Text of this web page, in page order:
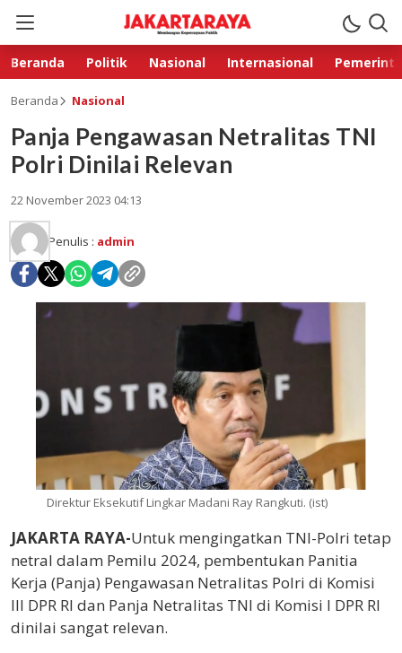
Beranda Politik Nasional Internasional
Beranda Nasional
Panja Pengawasan Netralitas TNI
Polri Dinilai Relevan
22 November 2023 04:13
Penulis : admin
Direktur Eksekutif Lingkar Madani Ray Rangkuti. (ist)
JAKARTA RAYA-Untuk mengingatkan TNI-Polri tetap
netral dalam Pemilu 2024, pembentukan Panitia
Kerja (Panja) Pengawasan Netralitas Polri di Komisi
III DPR RI dan Panja Netralitas TNI di Komisi I DPR RI
dinilai sangat relevan.